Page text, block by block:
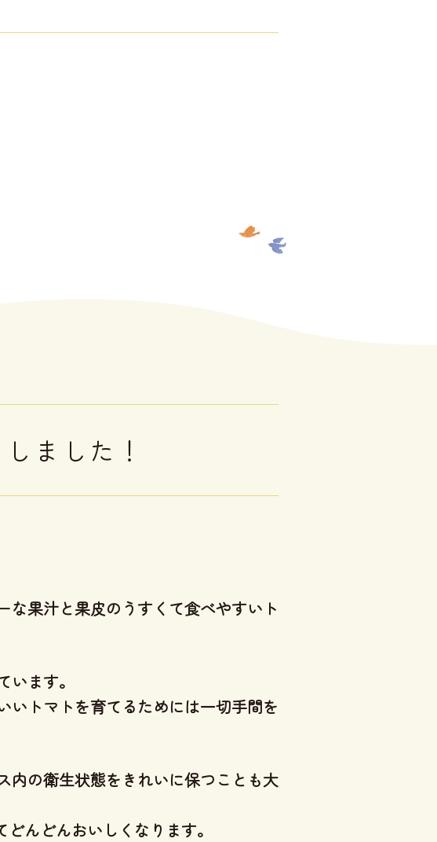
ました！
な果汁と果皮のうすくて食べやすいト
います。
いトマトを育てるためには一切手間を
内の衛生状態をきれいに保つことも大
んどんおいしくなります。